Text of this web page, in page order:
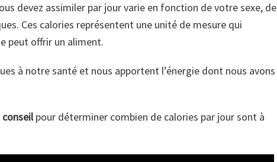
devez assimiler par jour varie en fonction de votre sexe, de
Ces calories représentent une unité de mesure qui
peut offrir un aliment.
à notre santé et nous apportent l’énergie dont nous avons
pour déterminer combien de calories par jour sont à